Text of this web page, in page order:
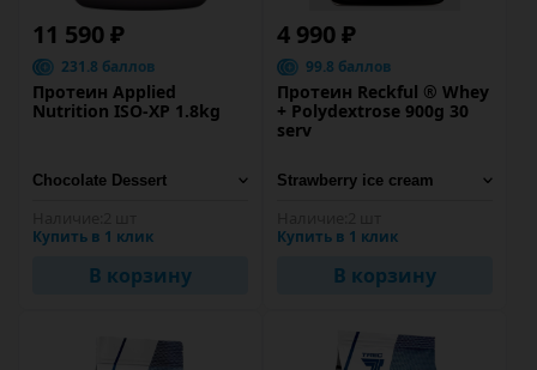
11 590 ₽
231.8 баллов
Протеин Applied
Nutrition ISO-XP 1.8kg
Купить в 1 клик
В корзину
4 990 ₽
99.8 баллов
Протеин Reckful ® Whey
+ Polydextrose 900g 30
serv
Купить в 1 клик
В корзину